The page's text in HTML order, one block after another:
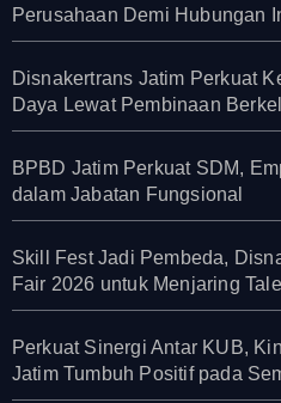
Perusahaan Demi Hubungan
Disnakertrans Jatim Perkuat
Daya Lewat Pembinaan
BPBD Jatim Perkuat SDM,
dalam Jabatan Fungsional
Skill Fest Jadi Pembeda,
Fair 2026 untuk Menjaring
Perkuat Sinergi Antar KUB,
Jatim Tumbuh Positif pada